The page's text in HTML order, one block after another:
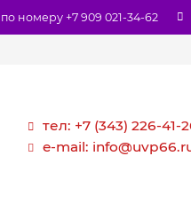
номеру +7 909 021-34-62
тел: +7 (343) 226-41-
e-mail: